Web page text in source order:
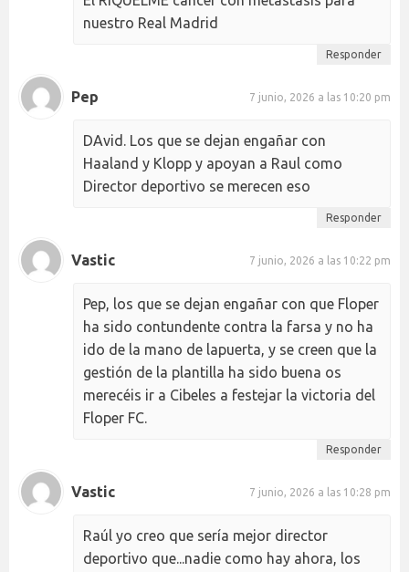
nuestro Real Madrid
Responder
Pep 7 junio, 2026 a las 10:20 pm
DAvid. Los que se dejan engañar con
Haaland y Klopp y apoyan a Raul como
Director deportivo se merecen eso
Responder
Vastic 7 junio, 2026 a las 10:22 pm
Pep, los que se dejan engañar con que Floper
ha sido contundente contra la farsa y no ha
ido de la mano de lapuerta, y se creen que la
gestión de la plantilla ha sido buena os
merecéis ir a Cibeles a festejar la victoria del
Floper FC.
Responder
Vastic 7 junio, 2026 a las 10:28 pm
Raúl yo creo que sería mejor director
deportivo que...nadie como hay ahora, los